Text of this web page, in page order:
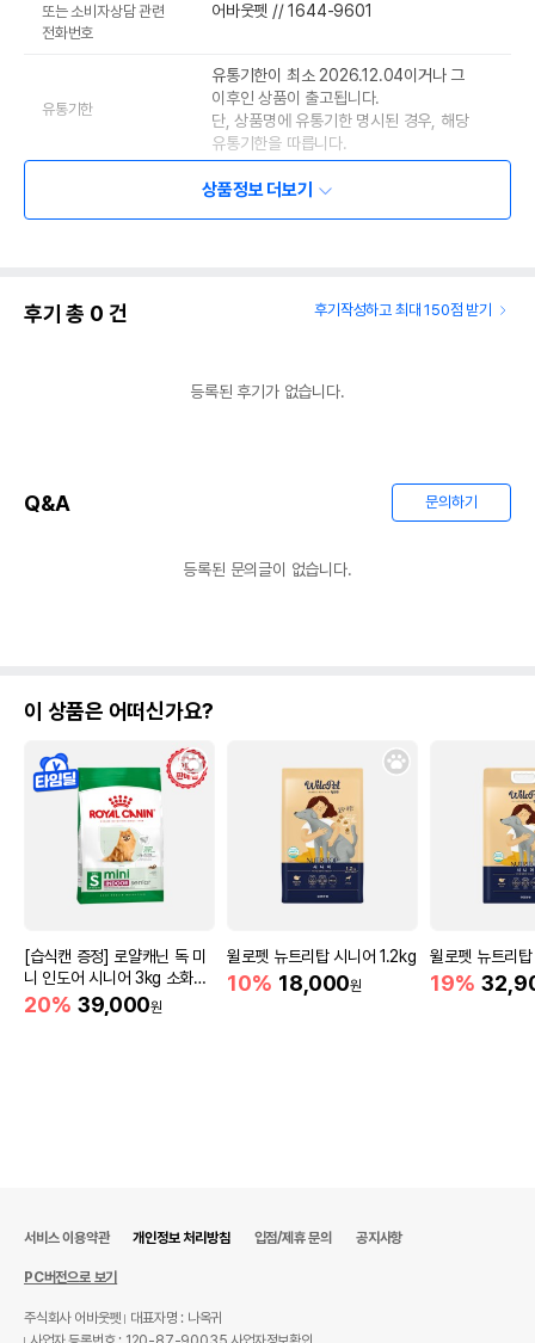
또는 소비자상담 관련
전화번호
어바웃펫 // 1644-9601
유통기한
유통기한이 최소 2026.12.04이거나 그
이후인 상품이 출고됩니다.
단, 상품명에 유통기한 명시된 경우, 해당
유통기한을 따릅니다.
상품정보 더보기
후기 총 0 건 후기작성하고 최대 150점 받기
등록된 후기가 없습니다.
Q&A 문의하기
등록된 문의글이 없습니다.
이 상품은 어떠신가요?
[습식캔 증정] 로얄캐닌 독 미
니 인도어 시니어 3kg 소화도
움
20% 39,000원
윌로펫 뉴트리탑 시니어 1.2kg
10% 18,000원
윌로펫 뉴트리
19%
서비스 이용약관 개인정보 처리방침 입점/제휴 문의 공지사항
PC버전으로 보기
주식회사 어바웃펫
대표자명 : 나옥귀